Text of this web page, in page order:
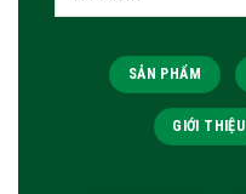
kiếm:
SẢN PHẨM
GIỚI THIỆU